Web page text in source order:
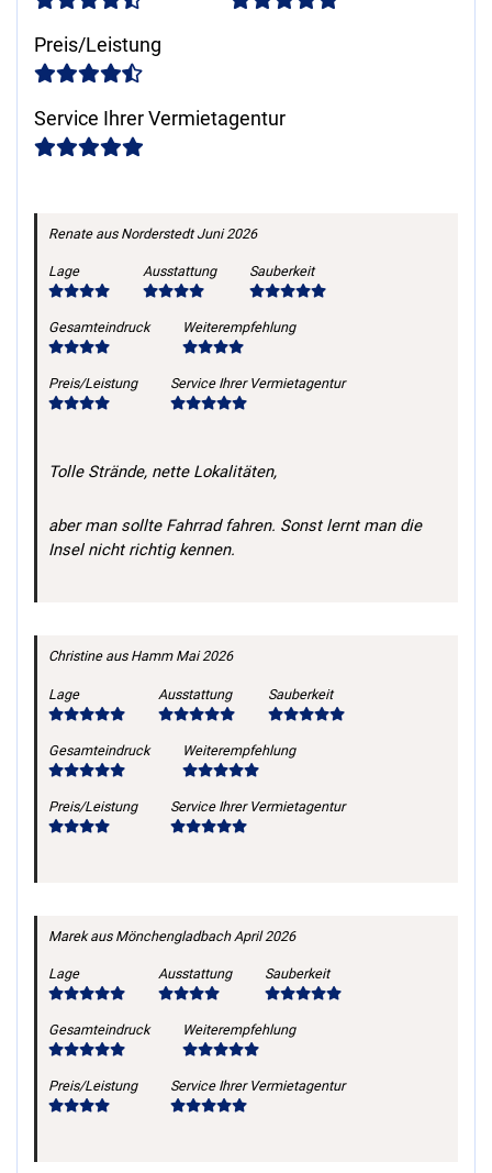
Preis/Leistung
Service Ihrer Vermietagentur
Renateaus Norderstedt Juni 2026
Lage Ausstattung Sauberkeit
Gesamteindruck Weiterempfehlung
Preis/Leistung Service Ihrer Vermietagentur
Tolle Strände, nette Lokalitäten,
aber man sollte Fahrrad fahren. Sonst lernt man die
Insel nicht richtig kennen.
Christineaus Hamm Mai 2026
Lage Ausstattung Sauberkeit
Gesamteindruck Weiterempfehlung
Preis/Leistung Service Ihrer Vermietagentur
Marekaus Mönchengladbach April 2026
Lage Ausstattung Sauberkeit
Gesamteindruck Weiterempfehlung
Preis/Leistung Service Ihrer Vermietagentur